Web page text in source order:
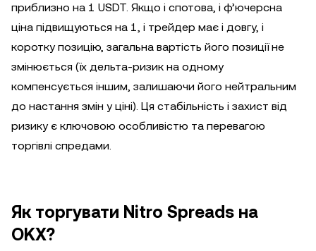
приблизно на 1 USDT. Якщо і спотова, і ф’ючерсна
ціна підвищуються на 1, і трейдер має і довгу, і
коротку позицію, загальна вартість його позиції не
змінюється (їх дельта-ризик на одному
компенсується іншим, залишаючи його нейтральним
до настання змін у ціні). Ця стабільність і захист від
ризику є ключовою особливістю та перевагою
торгівлі спредами.
Як торгувати Nitro Spreads на
OKX?